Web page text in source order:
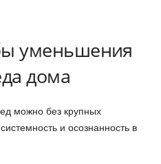
уменьшения
дома
можно без крупных
и осознанность в